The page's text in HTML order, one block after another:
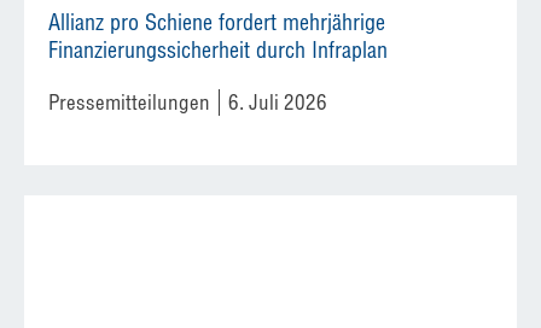
Allianz pro Schiene fordert mehrjährige
Finanzierungssicherheit durch Infraplan
Pressemitteilungen 6. Juli 2026